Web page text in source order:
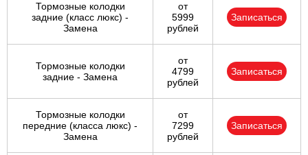
Тормозные колодки
задние (класс люкс) -
Замена
от
5999
рублей
Записаться
Тормозные колодки
задние - Замена
от
4799
рублей
Записаться
Тормозные колодки
передние (класса люкс) -
Замена
от
7299
рублей
Записаться